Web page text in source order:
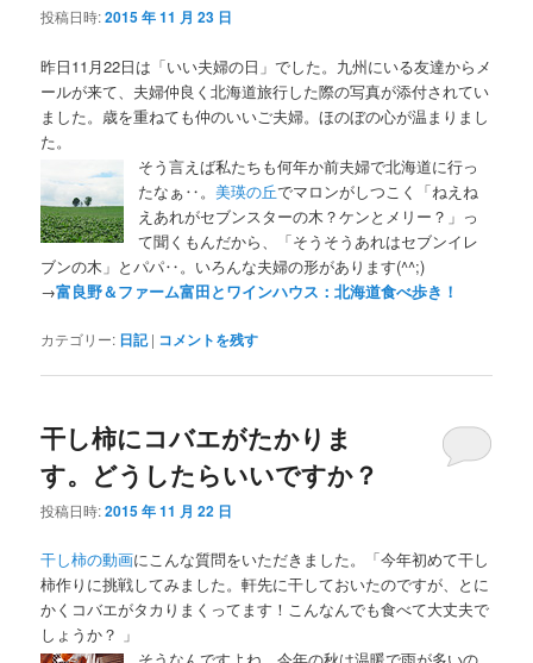
投稿日時:2015 年 11 月 23 日
昨日11月22日は「いい夫婦の日」でした。九州にいる友達からメ
ールが来て、夫婦仲良く北海道旅行した際の写真が添付されてい
ました。歳を重ねても仲のいいご夫婦。ほのぼの心が温まりまし
た。
そう言えば私たちも何年か前夫婦で北海道に行っ
たなぁ‥。美瑛の丘でマロンがしつこく「ねえね
えあれがセブンスターの木？ケンとメリー？」っ
て聞くもんだから、「そうそうあれはセブンイレ
ブンの木」とパパ‥。いろんな夫婦の形があります(^^;)
→富良野＆ファーム富田とワインハウス：北海道食べ歩き！
カテゴリー: 日記 | コメントを残す
干し柿にコバエがたかりま
す。どうしたらいいですか？
投稿日時:2015 年 11 月 22 日
干し柿の動画にこんな質問をいただきました。「今年初めて干し
柿作りに挑戦してみました。軒先に干しておいたのですが、とに
かくコバエがタカりまくってます！こんなんでも食べて大丈夫で
しょうか？ 」